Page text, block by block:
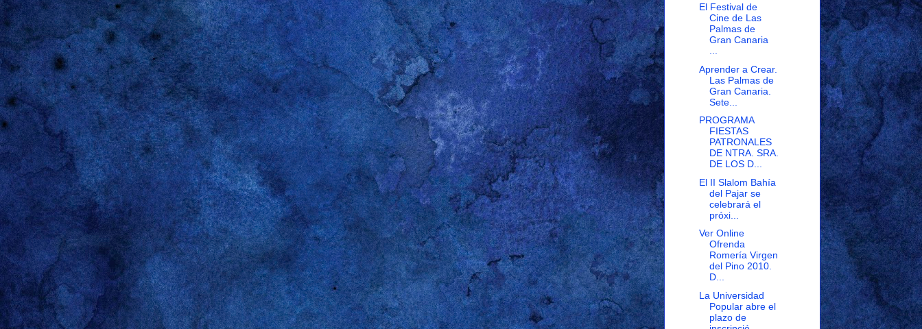
El Festival de
Cine de Las
Palmas de
Gran Canaria
...
Aprender a Crear.
Las Palmas de
Gran Canaria.
Sete...
PROGRAMA
FIESTAS
PATRONALES
DE NTRA. SRA.
DE LOS D...
El II Slalom Bahía
del Pajar se
celebrará el
próxi...
Ver Online
Ofrenda
Romería Virgen
del Pino 2010.
D...
La Universidad
Popular abre el
plazo de